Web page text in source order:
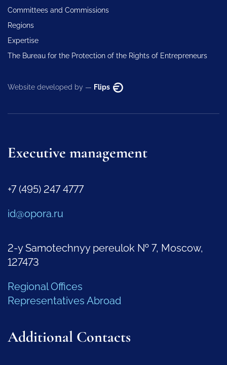
Committees and Commissions
Regions
Expertise
The Bureau for the Protection of the Rights of Entrepreneurs
Website developed by — Flips
Executive management
+7 (495) 247 4777
id@opora.ru
2-y Samotechnyy pereulok № 7, Moscow,
127473
Regional Offices
Representatives Abroad
Additional Contacts